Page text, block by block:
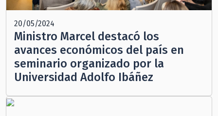
20/05/2024
Ministro Marcel destacó los
avances económicos del país en
seminario organizado por la
Universidad Adolfo Ibáñez